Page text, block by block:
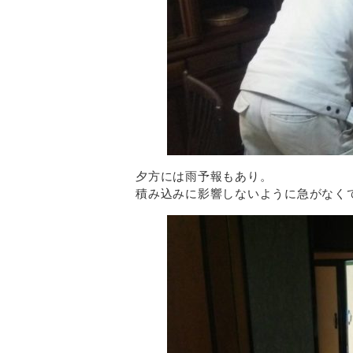
夕方には雨予報もあり。
積み込みに影響しないように急がなく